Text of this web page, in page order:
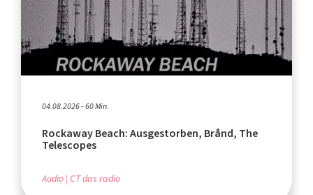
04.08.2026 - 60 Min.
Rockaway Beach: Ausgestorben, Brånd, The
Telescopes
Audio CT das radio